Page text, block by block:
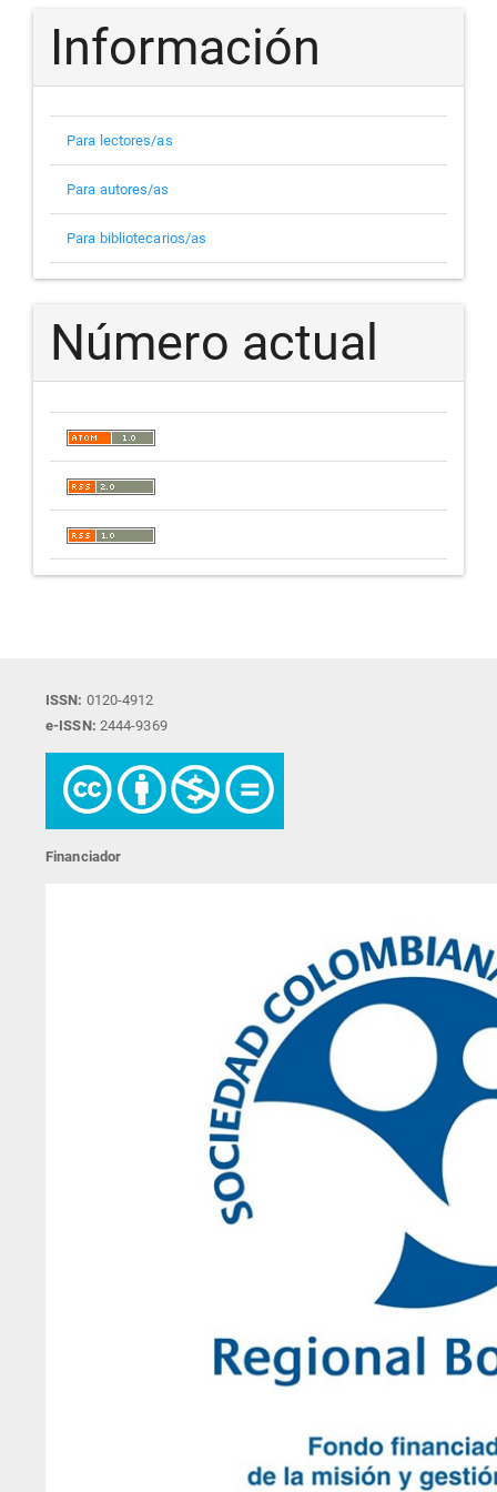
Información
Para lectores/as
Para autores/as
Para bibliotecarios/as
Número actual
ISSN: 0120-4912
e-ISSN: 2444-9369
Financiador